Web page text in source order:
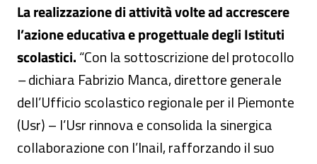
La realizzazione di attività volte ad accrescere
l’azione educativa e progettuale degli Istituti
scolastici.“Con la sottoscrizione del protocollo
–dichiara Fabrizio Manca, direttore generale
dell’Ufficio scolastico regionale per il Piemonte
(Usr) – l’Usr rinnova e consolida la sinergica
collaborazione con l’Inail, rafforzando il suo